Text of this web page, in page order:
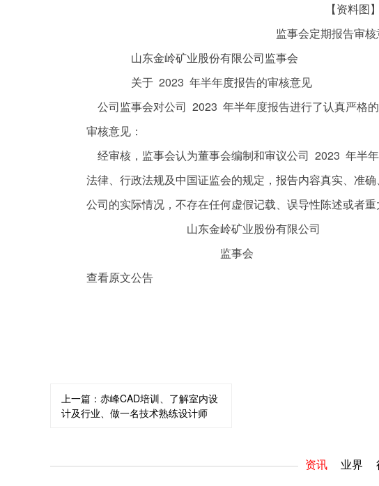
【资料图】
监事会定期报告审核意
山东金岭矿业股份有限公司监事会
关于 2023 年半年度报告的审核意见
公司监事会对公司 2023 年半年度报告进行了认真严格
审核意见：
经审核，监事会认为董事会编制和审议公司 2023 年半
法律、行政法规及中国证监会的规定，报告内容真实、准
公司的实际情况，不存在任何虚假记载、误导性陈述或者重
山东金岭矿业股份有限公司
监事会
查看原文公告
上一篇： 赤峰CAD培训、了解室内设
计及行业、做一名技术熟练设计师
资讯 业界